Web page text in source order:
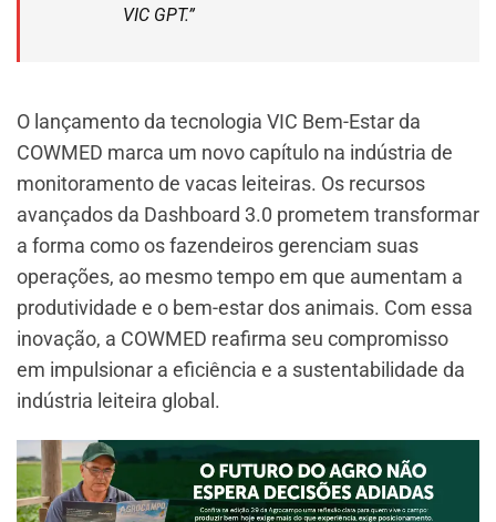
VIC GPT.”
O lançamento da tecnologia VIC Bem-Estar da
COWMED marca um novo capítulo na indústria de
monitoramento de vacas leiteiras. Os recursos
avançados da Dashboard 3.0 prometem transformar
a forma como os fazendeiros gerenciam suas
operações, ao mesmo tempo em que aumentam a
produtividade e o bem-estar dos animais. Com essa
inovação, a COWMED reafirma seu compromisso
em impulsionar a eficiência e a sustentabilidade da
indústria leiteira global.